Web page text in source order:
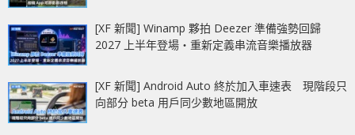
[XF 新聞] Winamp 夥拍 Deezer 準備強勢回歸
2027 上半年登場‧重新定義串流音樂播放器
[XF 新聞] Android Auto 終於加入車速表 現階段只
向部分 beta 用戶同少數地區開放